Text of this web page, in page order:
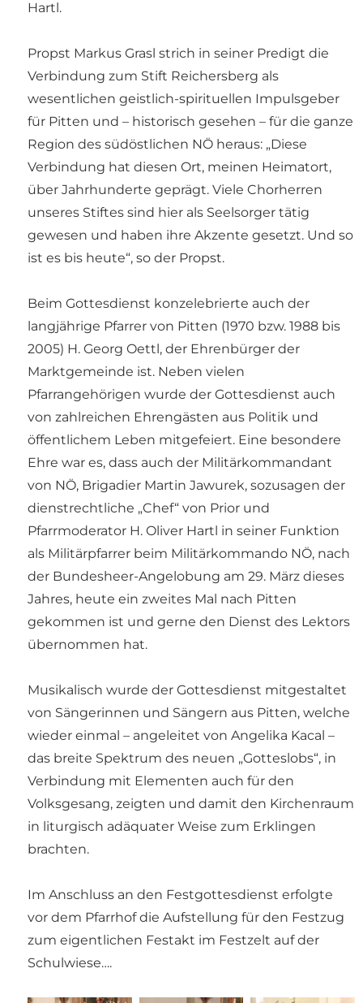
Hartl.
Propst Markus Grasl strich in seiner Predigt die
Verbindung zum Stift Reichersberg als
wesentlichen geistlich-spirituellen Impulsgeber
für Pitten und – historisch gesehen – für die ganze
Region des südöstlichen NÖ heraus: „Diese
Verbindung hat diesen Ort, meinen Heimatort,
über Jahrhunderte geprägt. Viele Chorherren
unseres Stiftes sind hier als Seelsorger tätig
gewesen und haben ihre Akzente gesetzt. Und so
ist es bis heute“, so der Propst.
Beim Gottesdienst konzelebrierte auch der
langjährige Pfarrer von Pitten (1970 bzw. 1988 bis
2005) H. Georg Oettl, der Ehrenbürger der
Marktgemeinde ist. Neben vielen
Pfarrangehörigen wurde der Gottesdienst auch
von zahlreichen Ehrengästen aus Politik und
öffentlichem Leben mitgefeiert. Eine besondere
Ehre war es, dass auch der Militärkommandant
von NÖ, Brigadier Martin Jawurek, sozusagen der
dienstrechtliche „Chef“ von Prior und
Pfarrmoderator H. Oliver Hartl in seiner Funktion
als Militärpfarrer beim Militärkommando NÖ, nach
der Bundesheer-Angelobung am 29. März dieses
Jahres, heute ein zweites Mal nach Pitten
gekommen ist und gerne den Dienst des Lektors
übernommen hat.
Musikalisch wurde der Gottesdienst mitgestaltet
von Sängerinnen und Sängern aus Pitten, welche
wieder einmal – angeleitet von Angelika Kacal –
das breite Spektrum des neuen „Gotteslobs“, in
Verbindung mit Elementen auch für den
Volksgesang, zeigten und damit den Kirchenraum
in liturgisch adäquater Weise zum Erklingen
brachten.
Im Anschluss an den Festgottesdienst erfolgte
vor dem Pfarrhof die Aufstellung für den Festzug
zum eigentlichen Festakt im Festzelt auf der
Schulwiese….